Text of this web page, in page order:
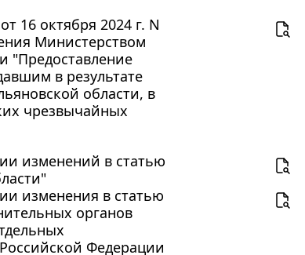
16 октября 2024 г. N
Министерством
"Предоставление
в результате
области, в
чрезвычайных
изменений в статью
изменения в статью
органов
Федерации